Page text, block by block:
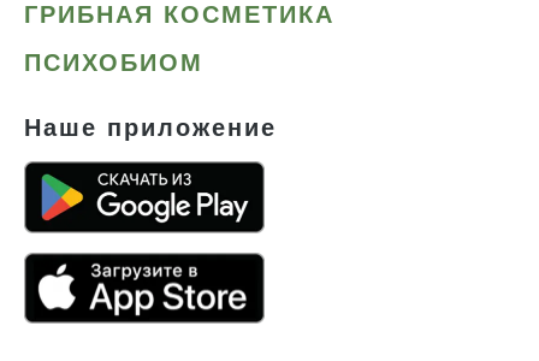
ГРИБНАЯ КОСМЕТИКА
ПСИХОБИОМ
Наше приложение